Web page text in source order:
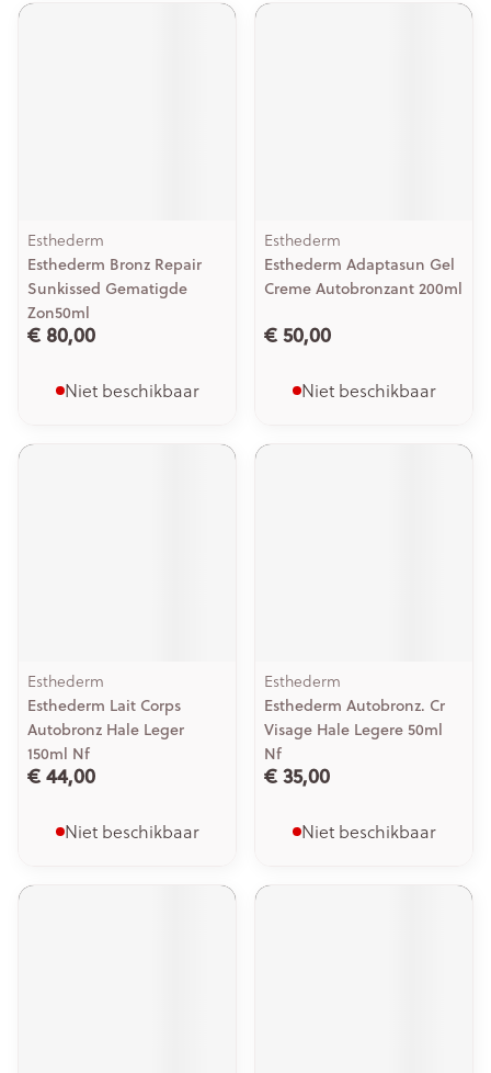
Esthederm
Esthederm Bronz Repair
Sunkissed Gematigde
Zon50ml
€ 80,00
Niet beschikbaar
Esthederm
Esthederm Adaptasun Gel
Creme Autobronzant 200ml
€ 50,00
Niet beschikbaar
Esthederm
Esthederm Lait Corps
Autobronz Hale Leger
150ml Nf
€ 44,00
Niet beschikbaar
Esthederm
Esthederm Autobronz. Cr
Visage Hale Legere 50ml
Nf
€ 35,00
Niet beschikbaar